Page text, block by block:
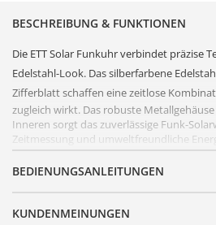
BESCHREIBUNG & FUNKTIONEN
Die ETT Solar Funkuhrverbindet präzise
Edelstahl-Look. Das silberfarbene
Zifferblattschaffen eine zeitlose
zugleich wirkt. Das robuste
Inneren sorgt das zuverlässige Funk-
Zeitmessung und umweltfreundliche
digitaler Wochentags- und
sowie 38 Zeitzonen im Digitalfeld ist diese
FUNKTIONEN
BEDIENUNGSANLEITUNGEN
KUNDENMEINUNGEN